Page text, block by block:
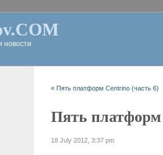
новости
«Пять платформ Centrino (часть 6)
Пять
18 July 2012, 3:37 pm